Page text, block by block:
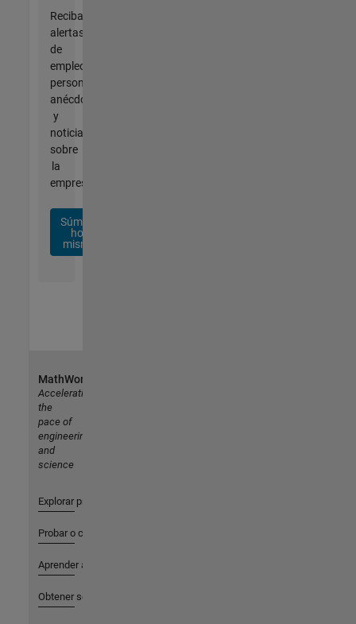
Reciba
alertas
de
empleo
personalizadas,
anécdotas
y
noticias
sobre
la
empresa.
Súmese
hoy
mismo
MathWorks
Accelerating
the
pace of
engineering
and
science
Explorar productos
Probar o comprar
Aprender a utilizar
Obtener soporte